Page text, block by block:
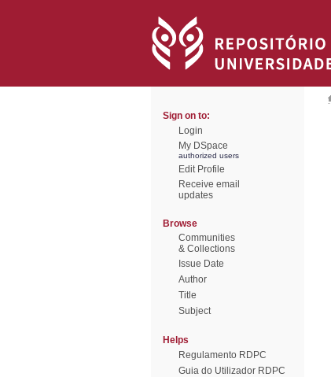
Sign on to:
Login
My DSpace
authorized users
Edit Profile
Receive email
updates
Browse
Communities
& Collections
Issue Date
Author
Title
Subject
Helps
Regulamento RDPC
Guia do Utilizador RDPC